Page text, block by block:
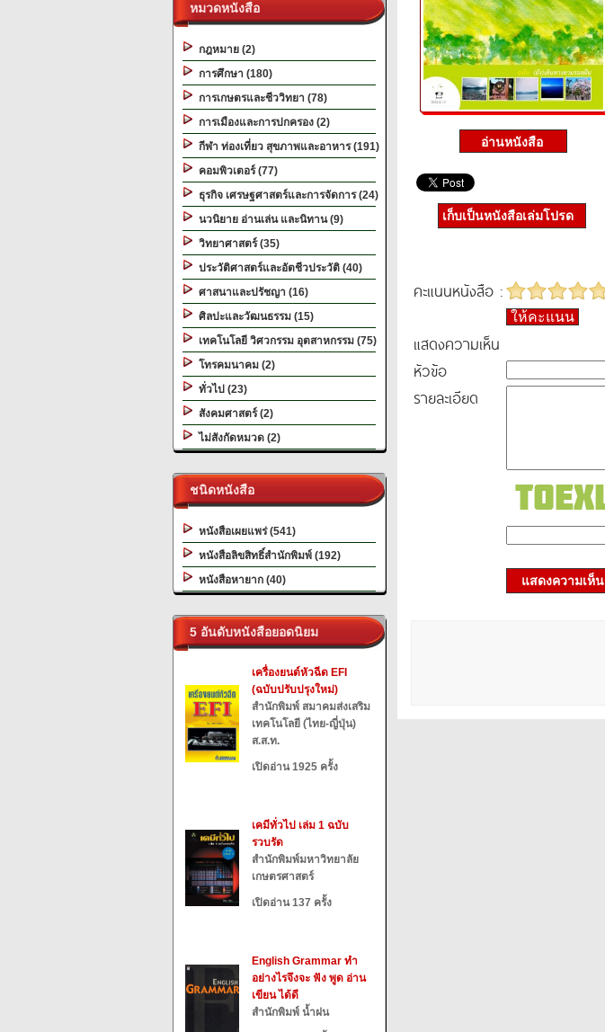
หมวดหนังสือ
กฎหมาย (2)
การศึกษา (180)
การเกษตรและชีววิทยา (78)
การเมืองและการปกครอง (2)
กีฬา ท่องเที่ยว สุขภาพและอาหาร (191)
คอมพิวเตอร์ (77)
ธุรกิจ เศรษฐศาสตร์และการจัดการ (24)
นวนิยาย อ่านเล่น และนิทาน (9)
วิทยาศาสตร์ (35)
ประวัติศาสตร์และอัตชีวประวัติ (40)
ศาสนาและปรัชญา (16)
ศิลปะและวัฒนธรรม (15)
เทคโนโลยี วิศวกรรม อุตสาหกรรม (75)
โทรคมนาคม (2)
ทั่วไป (23)
สังคมศาสตร์ (2)
ไม่สังกัดหมวด (2)
ชนิดหนังสือ
หนังสือเผยแพร่ (541)
หนังสือลิขสิทธิ์สำนักพิมพ์ (192)
หนังสือหายาก (40)
5 อันดับหนังสือยอดนิยม
เครื่องยนต์หัวฉีด EFI
(ฉบับปรับปรุงใหม่)
สำนักพิมพ์ สมาคมส่งเสริม
เทคโนโลยี (ไทย-ญี่ปุ่น)
ส.ส.ท.
เปิดอ่าน 1925 ครั้ง
เคมีทั่วไป เล่ม 1 ฉบับ
รวบรัด
สำนักพิมพ์มหาวิทยาลัย
เกษตรศาสตร์
เปิดอ่าน 137 ครั้ง
English Grammar ทำ
อย่างไรจึงจะ ฟัง พูด อ่าน
เขียน ได้ดี
สำนักพิมพ์ น้ำฝน
เก็บเป็นหนังสือเล่มโปรด
คะแนนหนังสือ :
ให้คะแนน
แสดงความเห็น
หัวข้อ
รายละเอียด
แสดงความเห็น